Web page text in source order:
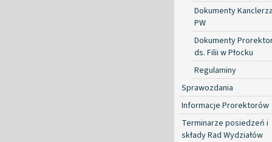
Dokumenty
PW
Dokumenty
ds. Filii w Płocku
Regulaminy
Sprawozdania
Informacje Prorektorów
Terminarze posiedzeń i
składy Rad Wydziałów